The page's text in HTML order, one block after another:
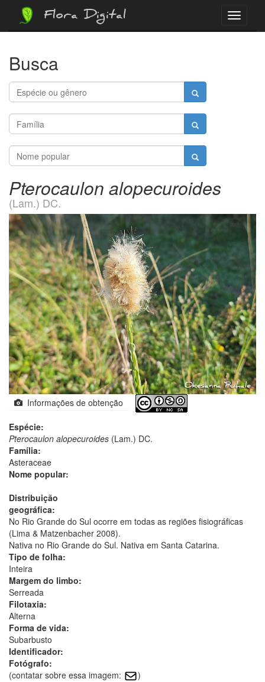
Menu
Flora Digital
Busca
Pterocaulon alopecuroides
(Lam.) DC.
Informações de obtenção
Espécie:
Pterocaulon alopecuroides (Lam.) DC.
Família:
Asteraceae
Nome popular:
Distribuição
geográfica:
No Rio Grande do Sul ocorre em todas as regiões fisiográficas
(Lima & Matzenbacher 2008).
Nativa no Rio Grande do Sul. Nativa em Santa Catarina.
Tipo de folha:
Inteira
Margem do limbo:
Serreada
Filotaxia:
Alterna
Forma de vida:
Subarbusto
Identificador:
Fotógrafo:
(contatar sobre essa imagem:
)